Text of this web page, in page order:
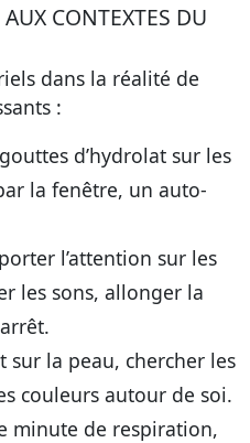
CONTEXTES DU
dans la réalité de
:
d’hydrolat sur les
la fenêtre, un auto-
l’attention sur les
les sons, allonger la
sur la peau, chercher les
couleurs autour de soi.
minute de respiration,